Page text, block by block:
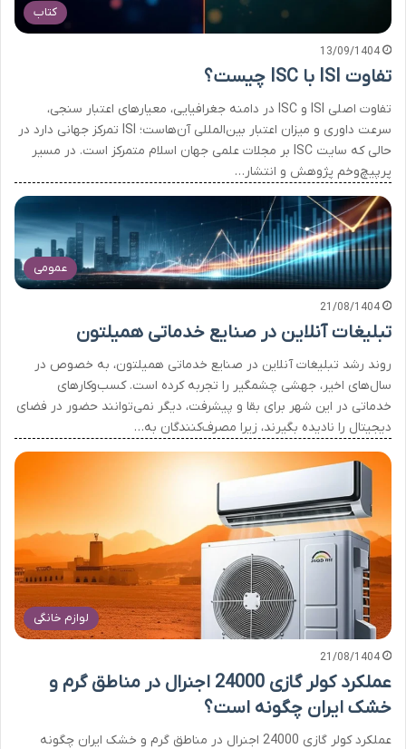
کتاب
13/09/1404
تفاوت ISI با ISC چیست؟
تفاوت اصلی ISI و ISC در دامنه جغرافیایی، معیارهای اعتبار سنجی،
سرعت داوری و میزان اعتبار بین‌المللی آن‌هاست؛ ISI تمرکز جهانی دارد در
حالی که سایت ISC بر مجلات علمی جهان اسلام متمرکز است. در مسیر
پرپیچ‌وخم پژوهش و انتشار…
عمومی
21/08/1404
تبلیغات آنلاین در صنایع خدماتی همیلتون
روند رشد تبلیغات آنلاین در صنایع خدماتی همیلتون، به خصوص در
سال‌های اخیر، جهشی چشمگیر را تجربه کرده است. کسب‌وکارهای
خدماتی در این شهر برای بقا و پیشرفت، دیگر نمی‌توانند حضور در فضای
دیجیتال را نادیده بگیرند، زیرا مصرف‌کنندگان به…
لوازم خانگی
21/08/1404
عملکرد کولر گازی 24000 اجنرال در مناطق گرم و
خشک ایران چگونه است؟
عملکرد کولر گازی 24000 اجنرال در مناطق گرم و خشک ایران چگونه